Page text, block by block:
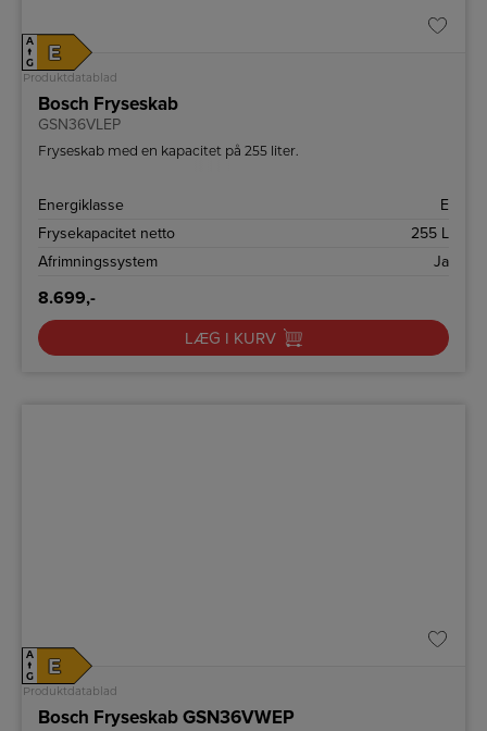
A
↑
G
E
Produktdatablad
Bosch Fryseskab
GSN36VLEP
Fryseskab med en kapacitet på 255 liter.
Energiklasse
E
Frysekapacitet netto
255 L
Afrimningssystem
Ja
8.699,-
LÆG I KURV
A
↑
G
E
Produktdatablad
Bosch Fryseskab GSN36VWEP